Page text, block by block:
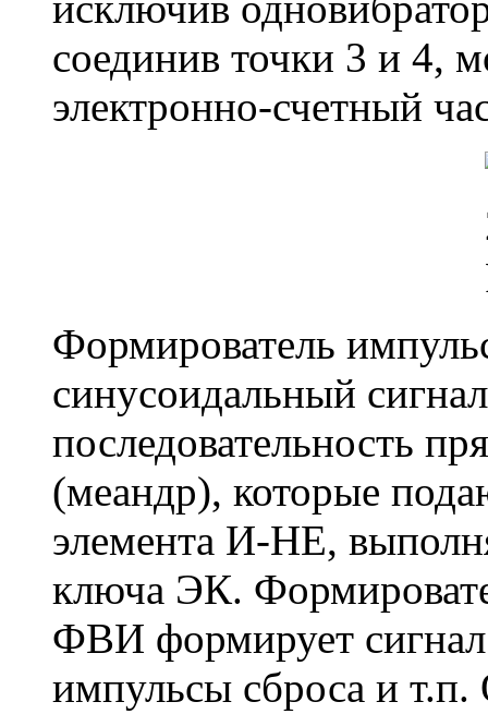
соединив точки 3 и 4,
электронно-счетный
Формирователь
синусоидальный
последовательность
(меандр), которые
элемента И-НЕ,
ключа ЭК.
ФВИ формирует сигнал
импульсы сброса и